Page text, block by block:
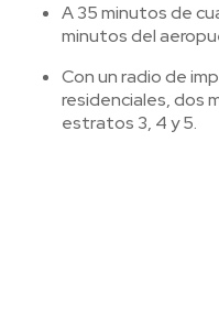
A 35 minutos de
minutos del
Con un radio de
residenciales, dos
estratos 3, 4 y 5.